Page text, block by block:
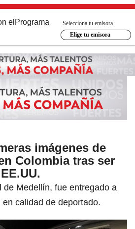
el Programa
Selecciona tu emisora
Elige tu emisora
imágenes de
Colombia tras ser
de Medellín, fue entregado a
calidad de deportado.